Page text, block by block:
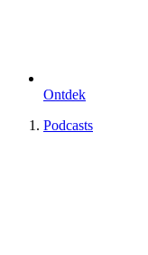
Ontdek
Podcasts